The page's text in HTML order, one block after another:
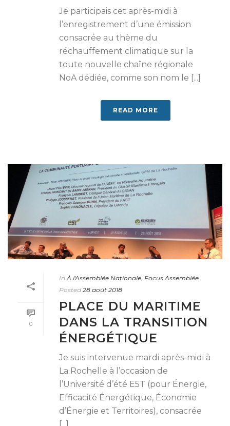
Je participais cet après-midi à
l’enregistrement d’une émission
consacrée au thème du
réchauffement climatique sur la
toute nouvelle chaîne régionale
NoA dédiée, comme son nom le [...]
READ MORE
0
In À l'Assemblée Nationale Focus Assemblée
Posted 28 août 2018
PLACE DU MARITIME
DANS LA TRANSITION
ÉNERGÉTIQUE
Je suis intervenue mardi après-midi à
La Rochelle à l’occasion de
l’Université d’été E5T (pour Énergie,
Efficacité Énergétique, Économie
d’Énergie et Territoires), consacrée